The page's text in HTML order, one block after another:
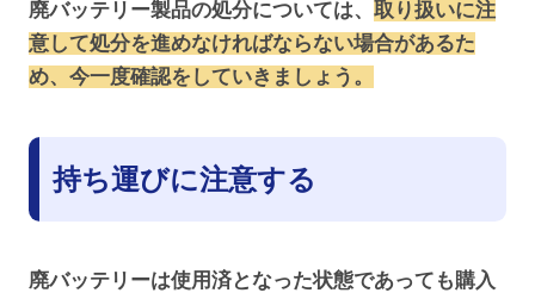
廃バッテリー製品の処分については、 取り扱いに注
意して処分を進めなければならない場合があるた
め、今一度確認をしていきましょう。
持ち運びに注意する
廃バッテリーは使用済となった状態であっても購入